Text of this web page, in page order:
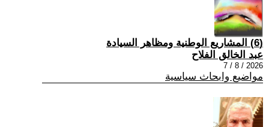
(6) المشاريع الوطنية ومظاهر السيادة
عبد الخالق الفلاح
2026 / 8 / 7
مواضيع وابحاث سياسية